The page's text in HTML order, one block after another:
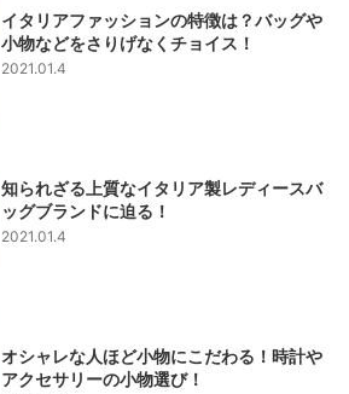
イタリアファッションの特徴は？バッグや
小物などをさりげなくチョイス！
2021.01.4
知られざる上質なイタリア製レディースバ
ッグブランドに迫る！
2021.01.4
オシャレな人ほど小物にこだわる！時計や
アクセサリーの小物選び！